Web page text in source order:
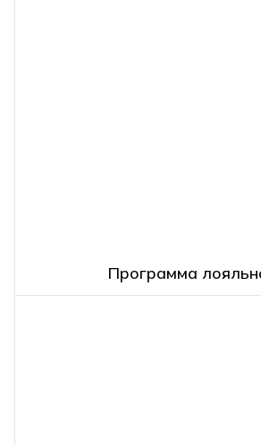
Программа